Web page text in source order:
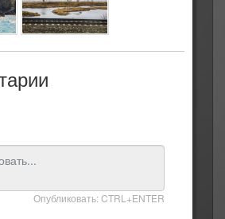
Опубликовать: CTRL+ENTER